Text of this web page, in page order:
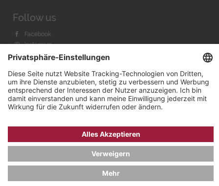
Follow us
Facebook
Instagram
Youtube
© 2026 byBachmann & Scher GmbH / Watchandco GmbH
IMPRESSUM
COOKIE-EINSTELLUNGEN